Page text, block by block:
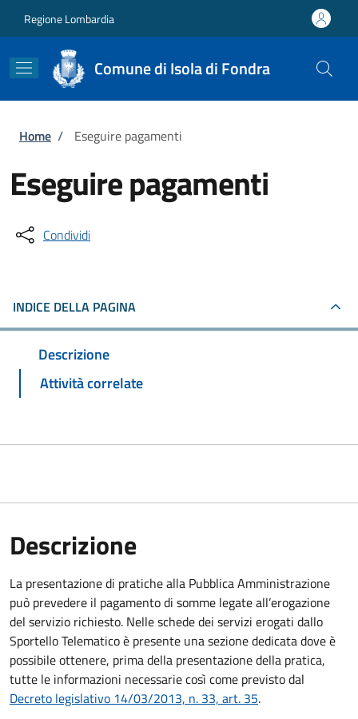
Regione Lombardia
Comune di Isola di Fondra
Briciole di pane
Home / Eseguire pagamenti
Eseguire pagamenti
Condividi
INDICE DELLA PAGINA
Descrizione
Attività correlate
Descrizione
La presentazione di pratiche alla Pubblica Amministrazione
può prevedere il pagamento di somme legate all’erogazione
del servizio richiesto. Nelle schede dei servizi erogati dallo
Sportello Telematico è presente una sezione dedicata dove è
possibile ottenere, prima della presentazione della pratica,
tutte le informazioni necessarie così come previsto dal
Decreto legislativo 14/03/2013, n. 33, art. 35.